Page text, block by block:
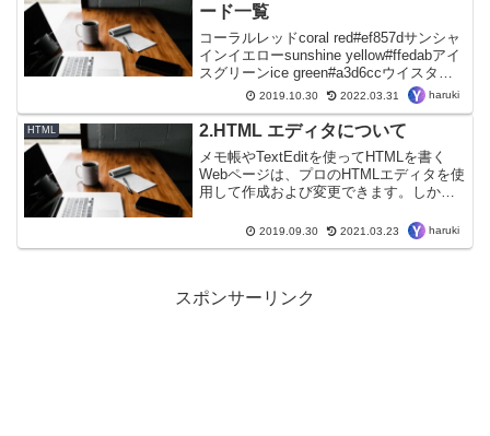
ード一覧
コーラルレッドcoral red#ef857dサンシャ
インイエローsunshine yellow#ffedabアイ
スグリーンice green#a3d6ccウイスタリ
アwistaria#8d93c8ピンクアーモンドpink
2019.10.30 2022.03.31 haruki
HTML 2.HTML エディタについて
メモ帳やTextEditを使ってHTMLを書く
Webページは、プロのHTMLエディタを使
用して作成および変更できます。しか
やTextEdit（Mac）のような単純なテキス
トエディタをお勧めします...
2019.09.30 2021.03.23 haruki
スポンサーリンク